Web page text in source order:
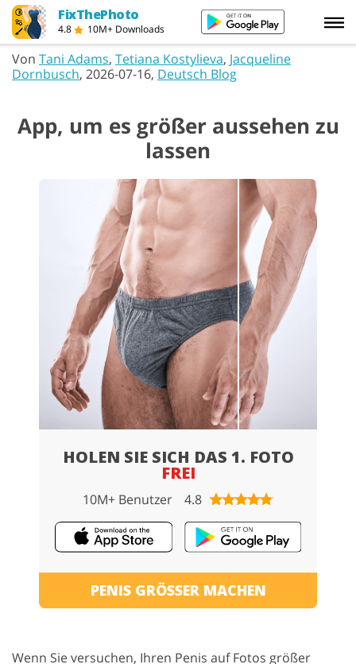
FixThePhoto
4.8 10M+ Downloads
Von Tani Adams, Tetiana Kostylieva, Jacqueline
Dornbusch, 2026-07-16, Deutsch Blog
App, um es größer aussehen zu
lassen
PENIS GRÖSSER MACHEN
HOLEN SIE SICH DAS 1. FOTO
FREI
10M+ Benutzer 4.8
Wenn Sie versuchen, Ihren Penis auf Fotos größer